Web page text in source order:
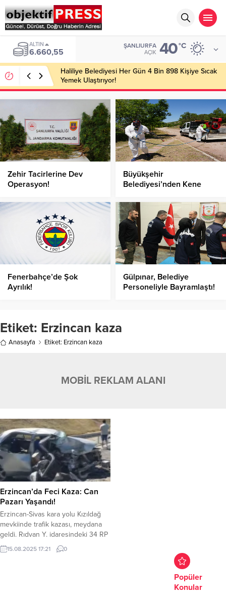
ALTIN
6.660,55
ŞANLIURFA
AÇIK 40°C
Haliliye Belediyesi Her Gün 4 Bin 898 Kişiye Sıcak
Yemek Ulaştırıyor!
Zehir Tacirlerine Dev
Operasyon!
Büyükşehir
Belediyesi’nden Kene
Fenerbahçe’de Şok
Ayrılık!
Gülpınar, Belediye
Personeliyle Bayramlaştı!
Etiket: Erzincan kaza
Anasayfa Etiket: Erzincan kaza
MOBİL REKLAM ALANI
Erzincan’da Feci Kaza: Can
Pazarı Yaşandı!
Erzincan-Sivas kara yolu Kızıldağ
mevkiinde trafik kazası, meydana
geldi. Rıdvan Y. idaresindeki 34 RP
3463 plakalı otomobil ile Hakan
Y.’nin kullandığı 19 BD 617 plakalı
15.08.2025 17:21 0
Popüler
Konular